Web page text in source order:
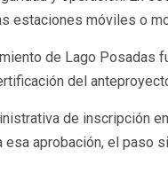
estaciones móviles o
de Lago
del
de inscripción
aprobación, el